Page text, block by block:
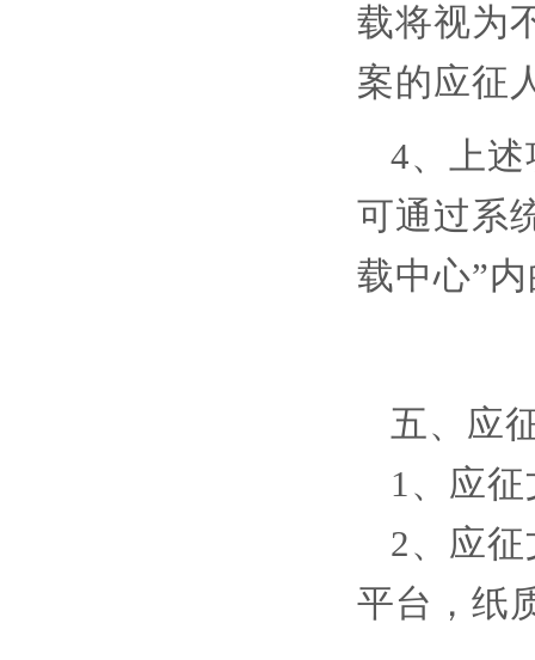
载将视为
案的应征
4、上
可通过系
载中心”
五、应
1、应
2、应
平台，纸